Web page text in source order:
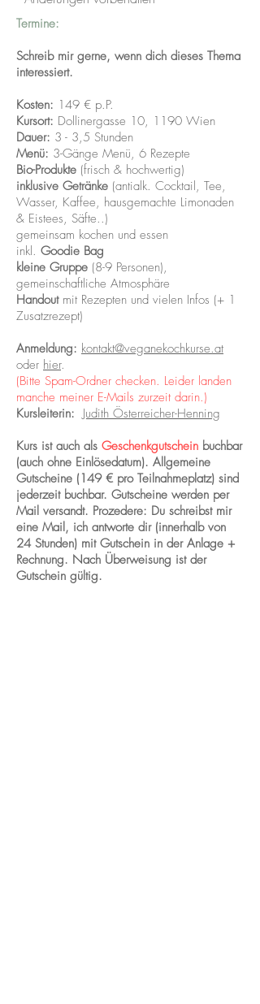
Termine:
Schreib mir gerne, wenn dich dieses Thema
interessiert.
Kosten: 149 € p.P.
Kursort: Dollinergasse 10, 1190 Wien
Dauer: 3 - 3,5 Stunden
Menü: 3-Gänge Menü, 6 Rezepte
Bio-Produkte (frisch & hochwertig)
inklusive Getränke (antialk. Cocktail, Tee,
Wasser, Kaffee, hausgemachte Limonaden
& Eistees, Säfte..)
gemeinsam kochen und essen
inkl. Goodie Bag
kleine Gruppe (8-9 Personen),
gemeinschaftliche Atmosphäre
Handout mit Rezepten und vielen Infos (+ 1
Zusatzrezept)
Anmeldung: kontakt@veganekochkurse.at
oder hier.
(Bitte Spam-Ordner checken. Leider landen
manche meiner E-Mails zurzeit darin.)
Kursleiterin: Judith Österreicher-Henning
Kurs ist auch als Geschenkgutschein buchbar
(auch ohne Einlösedatum). Allgemeine
Gutscheine (149 € pro Teilnahmeplatz) sind
jederzeit buchbar. Gutscheine werden per
Mail versandt. Prozedere: Du schreibst mir
eine Mail, ich antworte dir (innerhalb von
24 Stunden) mit Gutschein in der Anlage +
Rechnung. Nach Überweisung ist der
Gutschein gültig.